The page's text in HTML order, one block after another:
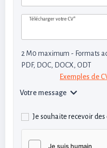
Télécharger votre CV*
2 M0 maximum - Formats
PDF, DOC, DOCX, ODT
Exemples de
Votre message
Je souhaite recevoir